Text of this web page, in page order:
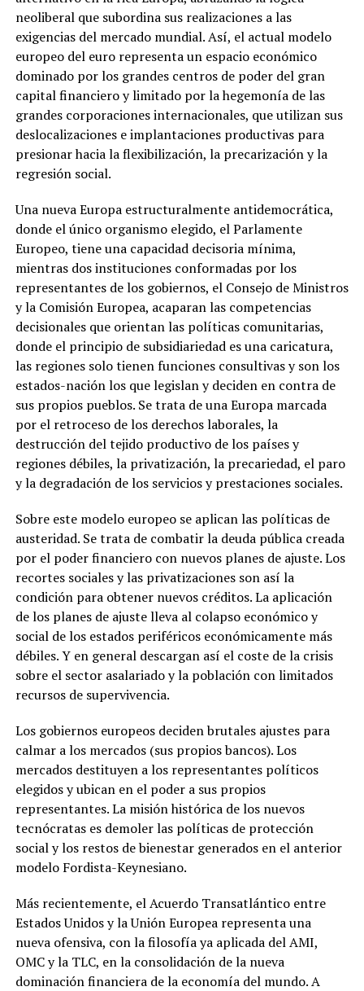
neoliberal que subordina sus realizaciones a las
exigencias del mercado mundial. Así, el actual modelo
europeo del euro representa un espacio económico
dominado por los grandes centros de poder del gran
capital financiero y limitado por la hegemonía de las
grandes corporaciones internacionales, que utilizan sus
deslocalizaciones e implantaciones productivas para
presionar hacia la flexibilización, la precarización y la
regresión social.
Una nueva Europa estructuralmente antidemocrática,
donde el único organismo elegido, el Parlamente
Europeo, tiene una capacidad decisoria mínima,
mientras dos instituciones conformadas por los
representantes de los gobiernos, el Consejo de Ministros
y la Comisión Europea, acaparan las competencias
decisionales que orientan las políticas comunitarias,
donde el principio de subsidiariedad es una caricatura,
las regiones solo tienen funciones consultivas y son los
estados-nación los que legislan y deciden en contra de
sus propios pueblos. Se trata de una Europa marcada
por el retroceso de los derechos laborales, la
destrucción del tejido productivo de los países y
regiones débiles, la privatización, la precariedad, el paro
y la degradación de los servicios y prestaciones sociales.
Sobre este modelo europeo se aplican las políticas de
austeridad. Se trata de combatir la deuda pública creada
por el poder financiero con nuevos planes de ajuste. Los
recortes sociales y las privatizaciones son así la
condición para obtener nuevos créditos. La aplicación
de los planes de ajuste lleva al colapso económico y
social de los estados periféricos económicamente más
débiles. Y en general descargan así el coste de la crisis
sobre el sector asalariado y la población con limitados
recursos de supervivencia.
Los gobiernos europeos deciden brutales ajustes para
calmar a los mercados (sus propios bancos). Los
mercados destituyen a los representantes políticos
elegidos y ubican en el poder a sus propios
representantes. La misión histórica de los nuevos
tecnócratas es demoler las políticas de protección
social y los restos de bienestar generados en el anterior
modelo Fordista-Keynesiano.
Más recientemente, el Acuerdo Transatlántico entre
Estados Unidos y la Unión Europea representa una
nueva ofensiva, con la filosofía ya aplicada del AMI,
OMC y la TLC, en la consolidación de la nueva
dominación financiera de la economía del mundo. A